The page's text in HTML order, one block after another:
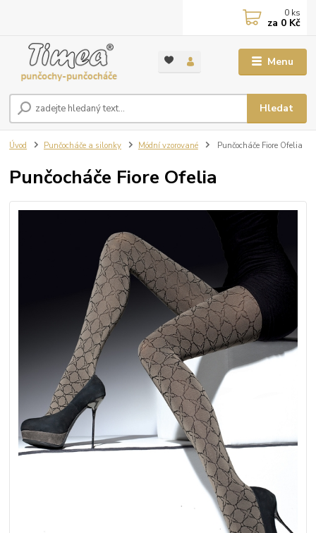
Menu
Hledat
0 ks
za 0 Kč
Úvod Punčocháče a silonky Módní vzorované Punčocháče Fiore Ofelia
Punčocháče Fiore Ofelia